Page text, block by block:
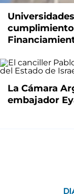
La Cámara
embajador